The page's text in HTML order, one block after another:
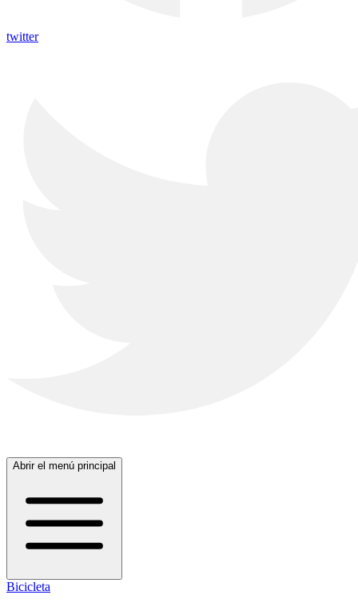
twitter
Abrir el menú principal
Bicicleta